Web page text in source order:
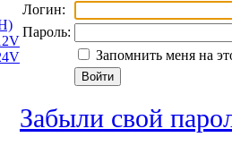
Логин:
Пароль:
Запомнить меня на
Забыли свой